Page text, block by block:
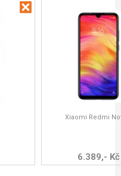
Xiaomi Redmi
6.389,- Kč